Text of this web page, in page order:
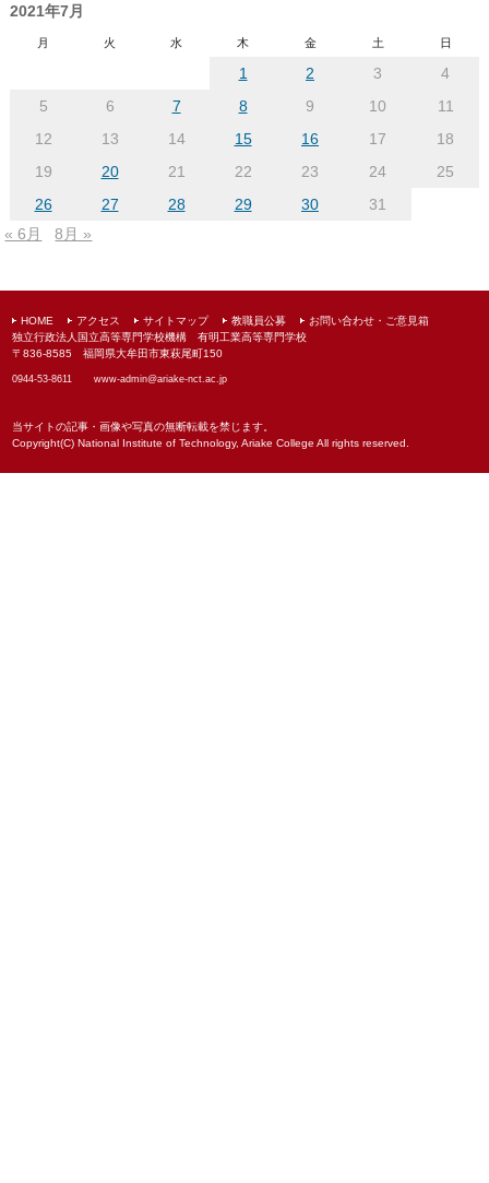
ー
2021年7月
月 火 水 木 金 土 日
1 2 3
4
5
6 7 8 9 10
11
12
13 14 15 16 17
18
19
20 21 22 23 24
25
26
27 28 29 30
31
« 6月
8月 »
HOME アクセス サイトマップ 教職員公募
お問い合わせ・ご意見箱
独立行政法人国立高等専門学校機構 有明工業高等専門学校
〒836-8585 福岡県大牟田市東萩尾町150
0944-53-8611 www-admin@ariake-nct.ac.jp
当サイトの記事・画像や写真の無断転載を禁じます。
Copyright(C) National Institute of Technology, Ariake College All rights reserved.